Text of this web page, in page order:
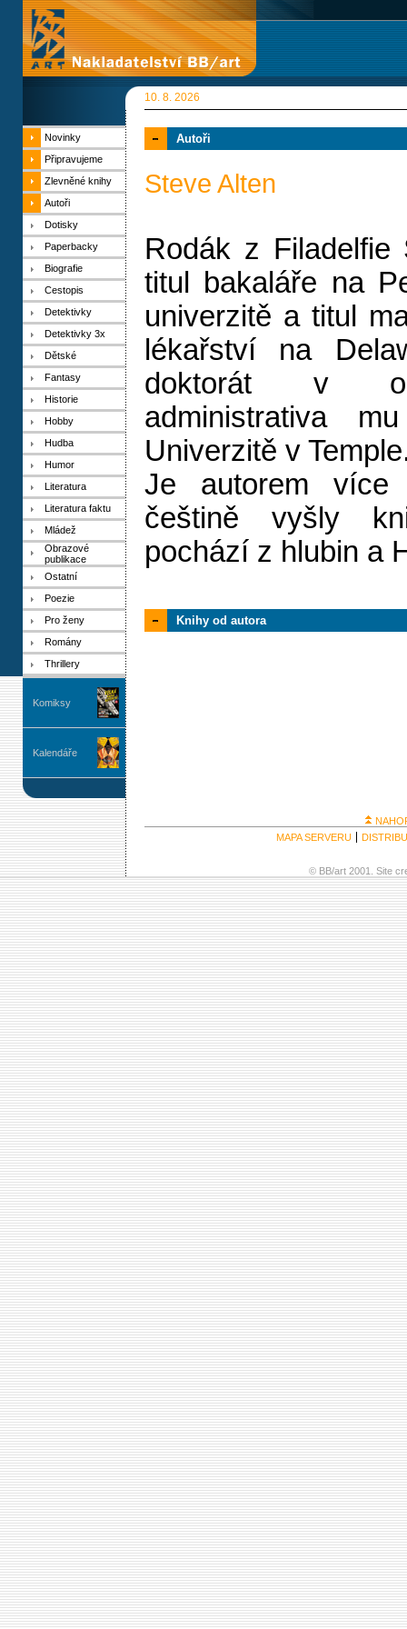
10. 8. 2026
Novinky
Připravujeme
Zlevněné knihy
Autoři
Dotisky
Paperbacky
Biografie
Cestopis
Detektivky
Detektivky 3x
Dětské
Fantasy
Historie
Hobby
Hudba
Humor
Literatura
Literatura faktu
Mládež
Obrazové
publikace
Ostatní
Poezie
Pro ženy
Romány
Thrillery
Komiksy
Kalendáře
Autoři
Steve Alten
Rodák z Filadelfie
titul bakaláře na
univerzitě a titul
lékařství na
doktorát v
administrativa
Univerzitě v
Je autorem
češtině vyšly
pochází z hlubin a
Knihy od autora
MAPA SERVERU
© BB/art 2001. Site